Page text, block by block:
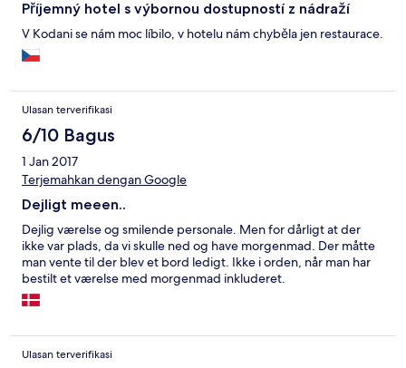
Příjemný hotel s výbornou dostupností z nádraží
V Kodani se nám moc líbilo, v hotelu nám chyběla jen restaurace.
Ulasan terverifikasi
6/10 Bagus
1 Jan 2017
Terjemahkan dengan Google
Dejligt meeen..
Dejlig værelse og smilende personale. Men for dårligt at der
ikke var plads, da vi skulle ned og have morgenmad. Der måtte
man vente til der blev et bord ledigt. Ikke i orden, når man har
bestilt et værelse med morgenmad inkluderet.
Ulasan terverifikasi